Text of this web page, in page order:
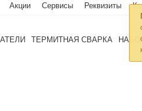
Акции Сервисы Реквизиты
ТЕРМИТНАЯ СВАРКА